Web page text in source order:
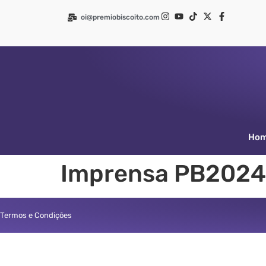
oi@premiobiscoito.com
Imprensa
Termos e Condições